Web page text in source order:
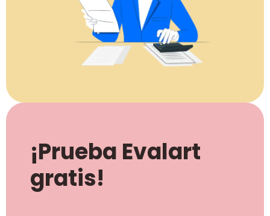
¡Prueba Evalart
gratis!